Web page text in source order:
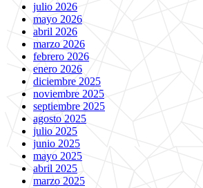
julio 2026
mayo 2026
abril 2026
marzo 2026
febrero 2026
enero 2026
diciembre 2025
noviembre 2025
septiembre 2025
agosto 2025
julio 2025
junio 2025
mayo 2025
abril 2025
marzo 2025